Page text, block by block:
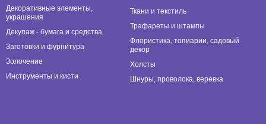
Декоративные элементы,
украшения
Декупаж - бумага и средства
Заготовки и фурнитура
Золочение
Инструменты и кисти
Ткани и текстиль
Трафареты и штампы
Флористика, топиарии, садовый
декор
Холсты
Шнуры, проволока, веревка